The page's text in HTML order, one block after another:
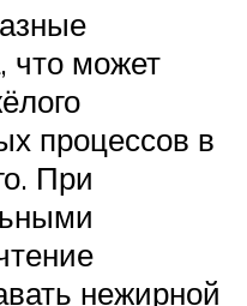
что может
процессов в
При
нежирной